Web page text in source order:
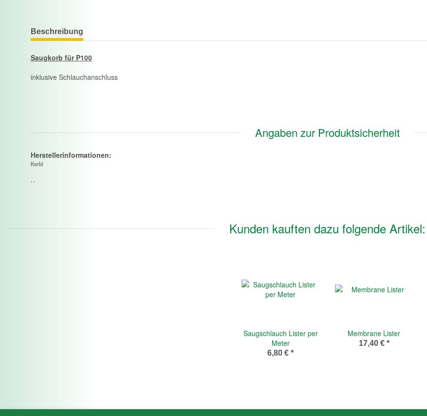
Beschreibung
Saugkorb für P100
inklusive Schlauchanschluss
Angaben zur Produktsicherheit
Herstellerinformationen:
Kerbl
, ,
Kunden kauften dazu folgende Artikel:
Saugschlauch Lister per
Meter
6,80 € *
Membrane Lister
17,40 € *